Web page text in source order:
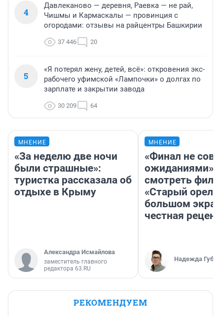
4
Давлеканово — деревня, Раевка — не рай,
Чишмы и Кармаскалы — провинция с
огородами: отзывы на райцентры Башкирии
37 446 20
5
«Я потерял жену, детей, всё»: откровения экс-
рабочего уфимской «Лампочки» о долгах по
зарплате и закрытии завода
30 209 64
МНЕНИЕ
«За неделю две ночи
были страшные»:
туристка рассказала об
отдыхе в Крыму
Александра Исмайлова
заместитель главного
редактора 63.RU
МНЕНИЕ
«Финал не
ожиданиями»:
смотреть
«Старый орел»
большом
честная
Надежда
РЕКОМЕНДУЕМ